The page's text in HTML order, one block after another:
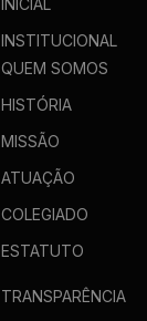
INSTITUCIONAL
QUEM SOMOS
HISTÓRIA
MISSÃO
ATUAÇÃO
COLEGIADO
ESTATUTO
TRANSPARÊNCIA